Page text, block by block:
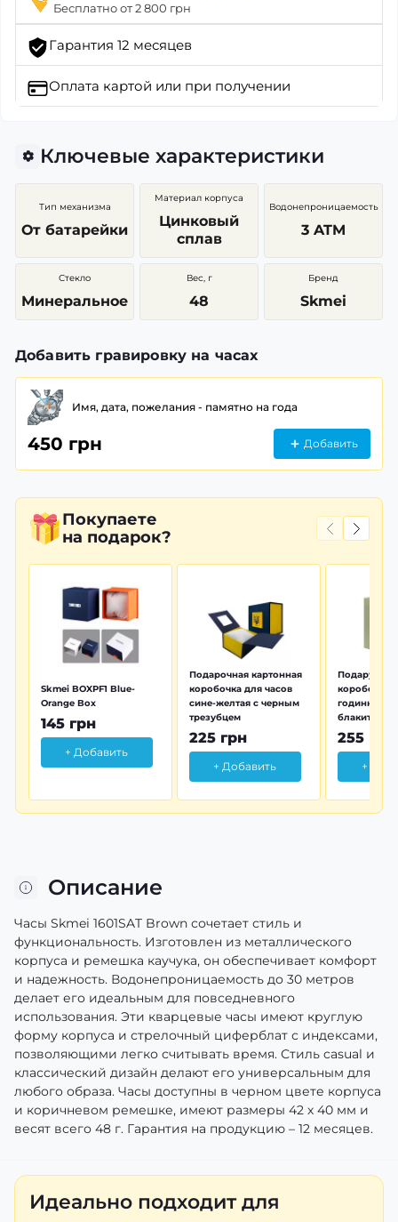
Бесплатно от 2 800 грн
Гарантия 12 месяцев
Оплата картой или при получении
Ключевые характеристики
Тип механизма
От батарейки
Материал корпуса
Цинковый
сплав
Водонепроницаемость
3 ATM
Стекло
Минеральное
Вес, г
48
Бренд
Skmei
Добавить гравировку на часах
Имя, дата, пожелания - памятно на года
450 грн Добавить
Покупаете
на подарок?
Skmei BOXPF1 Blue-
Orange Box
145 грн
+ Добавить
Подарочная картонная
коробочка для часов
сине-желтая с черным
трезубцем
225 грн
+ Добавить
коробочка
годинника
блакитна
255 грн
+
Описание
Часы Skmei 1601SAT Brown сочетает стиль и
функциональность. Изготовлен из металлического
корпуса и ремешка каучука, он обеспечивает комфорт
и надежность. Водонепроницаемость до 30 метров
делает его идеальным для повседневного
использования. Эти кварцевые часы имеют круглую
форму корпуса и стрелочный циферблат с индексами,
позволяющими легко считывать время. Стиль casual и
классический дизайн делают его универсальным для
любого образа. Часы доступны в черном цвете корпуса
и коричневом ремешке, имеют размеры 42 х 40 мм и
весят всего 48 г. Гарантия на продукцию – 12 месяцев.
Идеально подходит для